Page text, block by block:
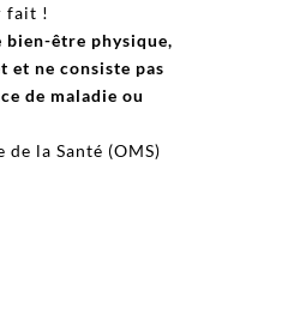
fait !
bien-être physique,
et ne consiste pas
de maladie ou
de la Santé (OMS)